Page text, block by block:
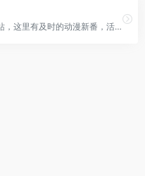
bilibili是国内知名的视频弹幕网站，这里有及时的动漫新番，活跃的ACG氛围，有创意的Up主。大家可以在这里找到许多欢乐。